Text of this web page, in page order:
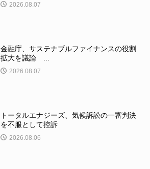
2026.08.07
金融庁、サステナブルファイナンスの役割
拡大を議論 ...
2026.08.07
トータルエナジーズ、気候訴訟の一審判決
を不服として控訴
2026.08.06